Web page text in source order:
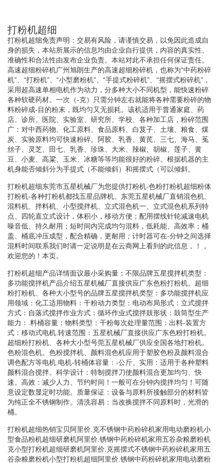
打粉机超细
打粉机超细免责声明：交易有风险，请谨慎交易，以免因此造成自
身的损失，本站所展示的信息均由企业自行提供，内容的真实性、
准确性和合法性由发布企业负责。本站对此不承担任何保证责任。
高速超细粉碎机广州旭朗生产的高速超细粉碎机，也称为“中药粉碎
机”、“打粉机”、“小型磨粉机”、“手提式粉碎机”、“摇摆式粉碎机”，
采用超高速单相电机作为动力，分多种大小不同机型，能快速粉碎
各种软硬药材。一次（-克）只需分钟左右就能将各种需要粉碎的物
料粉碎成-目的粉末，既均匀又无损耗。该机适用于普通家庭、药
店、诊所、医院、实验室、研究所、学校、各种加工店，粉碎范围
广：对中西药物、化工原料、食品原料、白芨子、土壤、粮食、煤
炭、实验原料均可快速粉碎。阿胶、乳香、黄芪、三七、海马、菟
丝子、灵芝、田七、乳香、珍珠、大米、辣椒、胡椒、莲子、黄
豆、小麦、高粱、玉米、冰糖等等均能很好的粉碎。根据机器的主
机身能否倾斜分为手提式（不能倾斜）和摇摆式（可以倾斜。
打粉机超细东莞市五星机械厂为您提供打粉机-色粉打粉机超细粉体
打粉机-各种打粉机都找五星品牌机。东莞五星机械厂直销混色机、
混料机、拌料机、小型搅拌机、立式混色机一、立式混色机系列特
点、四轮直立式设计，体积小，移动方便；配用摆线针轮减速电机
噪音低、持久耐用；短时间内完成均匀混料，低耗能、高效率；桶
盖、桶底冲压成型，配合精确，更耐用；计时器可在-分钟之间选择
混料时间联系我们时请一定说明是在云商网上看到的此信息，！，
欢迎您的！本页。
打粉机超细产品详情面议最小采购量：不限品牌五星搅拌机类型：
多功能搅拌机产品介绍五星机械厂直接供应广东色粉打粉机。超细
粉打粉机、各种大小型号的品牌五星搅拌机类型：多功能搅拌机应
用领域：化工适用物料：干粉动力类型：电动布局形式：立式搅拌
方式：自落式搅拌作业方式：循环作业式搅拌鼓形状：鼓筒型生产
能力：.料桶容量：物料类型：干粉每次处理量范围：出料-装置方
式：移动式电机.转速范围：五星机械厂直接供应广东色粉打粉机。
超细粉打粉机、各种大小型号莞五星机械厂供应全国各地打粉机。
色粉混色机。色粉搅拌机、颜料混色机应用于塑胶色粉及颜料混合
调色配方等电机.电机-转桶体容量：-公斤、实用：适用于各种塑料
颜料混合搅拌。科学设计：特制搅拌刀使颜料混合更加均匀、快
速。高效：减少人力、节约时间！一般可在分钟内搅拌均匀！可随
意设定数显定时功能。质量保证：设备与原料所接触部分的材料皆
为纯正全不锈钢制作。清洗容易：当改换搅拌不同原料时，光滑的
桶。
打粉机超细热销宝贝阿里价.克不锈钢中药粉碎机家用电动磨粉机小
型食品粉机超细研磨机阿里价.锈钢中药粉碎机家用五谷杂粮磨粉机
克小型打粉机超细研磨机阿里价.克摇摆式不锈钢中药粉碎机家用五
谷杂粮磨粉机小型打粉机超细阿里价.锈钢中药粉碎机家用电动磨粉